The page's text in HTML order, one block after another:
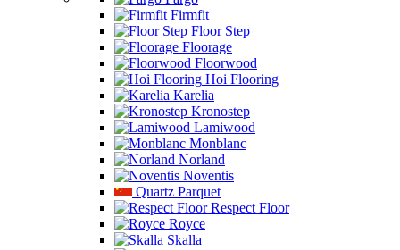
Firmfit
Floor Step
Floorage
Floorwood
Hoi Flooring
Karelia
Kronostep
Lamiwood
Monblanc
Norland
Noventis
Quartz Parquet
Respect Floor
Royce
Skalla